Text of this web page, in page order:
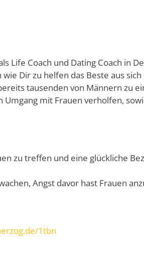
Life Coach und Dating Coach in
Dir zu helfen das Beste aus
tausenden von Männern zu
mit Frauen verholfen,
zu treffen und eine glückliche
Angst davor hast Frauen
1tbn